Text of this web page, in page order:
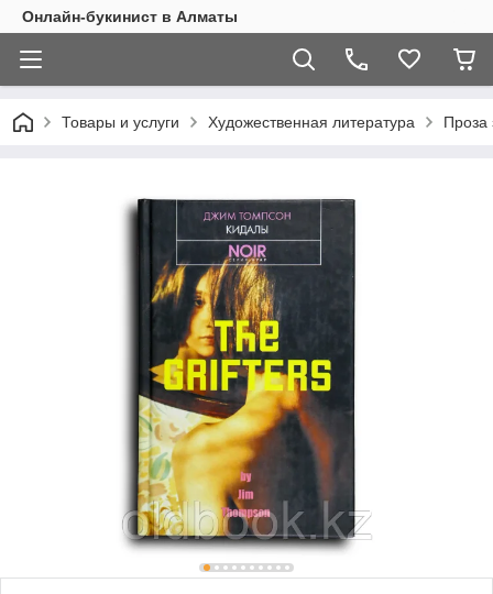
Онлайн-букинист в Алматы
Товары и услуги Художественная литература Проза